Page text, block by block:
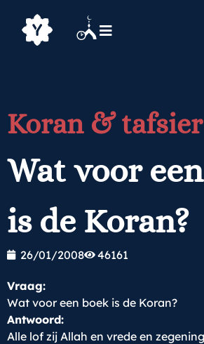
Koran & tafsier
Wat voor
is de Koran?
26/01/2008 46161
Vraag:
Wat voor een boek is de Koran?
Antwoord:
Alle lof zij Allah en vrede en